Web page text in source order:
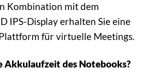
Kombination mit dem
IPS-Display erhalten Sie eine
für virtuelle Meetings.
Akkulaufzeit des Notebooks?